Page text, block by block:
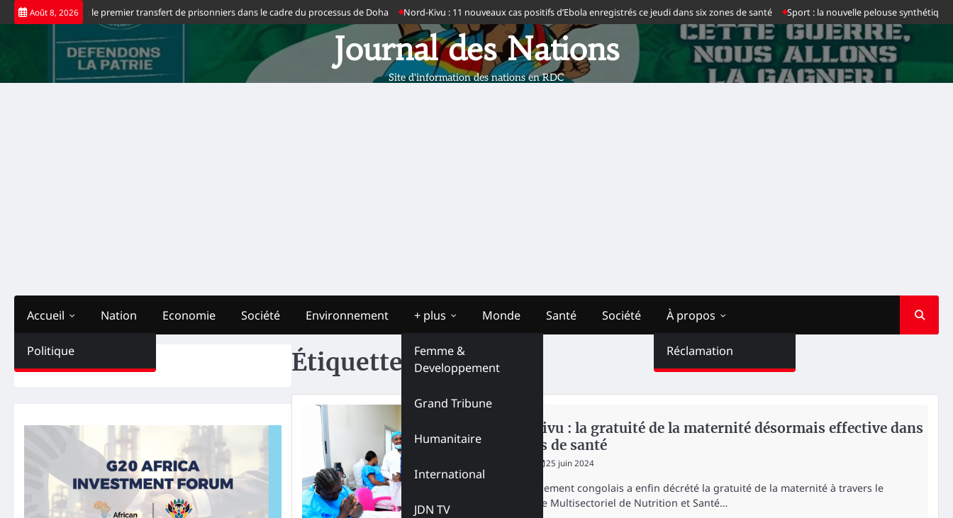
Skip
to
Août 8, 2026
Unis saluent le premier transfert de prisonniers dans le cadre du processus de Doha Nord-Kivu : 11 nouveaux cas positifs d’Ebola enregistrés ce jeudi dans six zones de santé Sport : la nouvelle pelouse synthétique du
Journal des Nations
Site d'information des nations en RDC
Accueil
Politique
Nation Economie Société Environnement + plus
Femme &
Developpement
Grand Tribune
Humanitaire
International
JDN TV
Monde Santé Société À propos
Réclamation
Étiquette :PMNS
Nord-Kivu : la gratuité de la maternité désormais effective dans
13 zones de santé
25 juin 2024
Le gouvernement congolais a enfin décrété la gratuité de la maternité à travers le
Programme Multisectoriel de Nutrition et Santé…